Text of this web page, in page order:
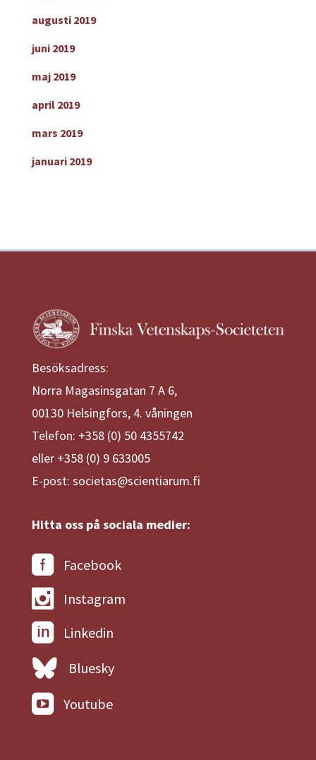
augusti 2019
juni 2019
maj 2019
april 2019
mars 2019
januari 2019
Besöksadress:
Norra Magasinsgatan 7 A 6,
00130 Helsingfors, 4. våningen
Telefon: +358 (0) 50 4355742
eller +358 (0) 9 633005
E-post: societas@scientiarum.fi
Hitta oss på sociala medier:
Facebook
Instagram
Linkedin
Bluesky
Youtube